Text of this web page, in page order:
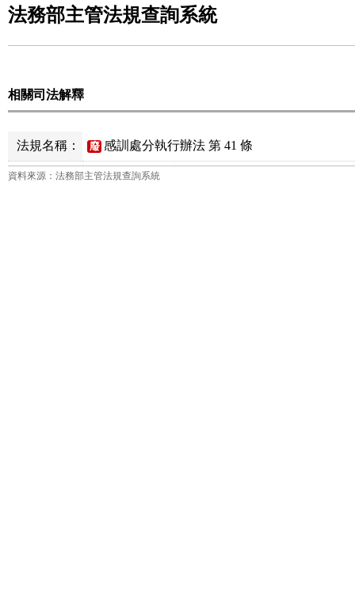
法務部主管法規查詢系統
相關司法解釋
法規名稱： 廢 感訓處分執行辦法 第 41 條
資料來源：法務部主管法規查詢系統